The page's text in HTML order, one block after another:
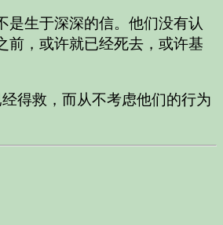
是生于深深的信。他们没有认
前，或许就已经死去，或许基
得救，而从不考虑他们的行为